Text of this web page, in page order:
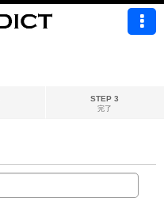
STEP 3
完了